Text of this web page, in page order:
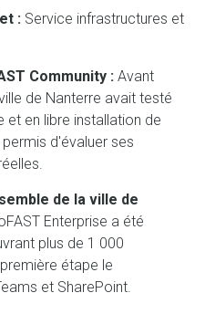
: Service infrastructures et
Community : Avant
de Nanterre avait testé
en libre installation de
permis d'évaluer ses
de la ville de
Enterprise a été
plus de 1 000
étape le
et SharePoint.